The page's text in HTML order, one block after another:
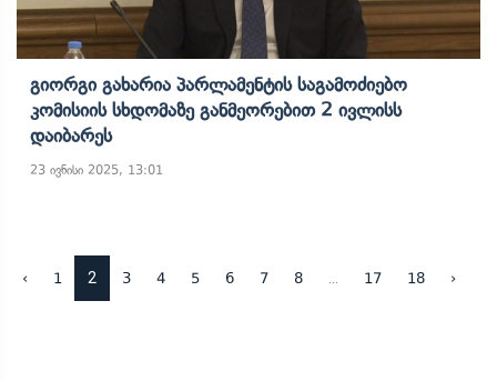
Გიორგი Გახარია Პარლამენტის Საგამოძიებო
Კომისიის Სხდომაზე Განმეორებით 2 Ივლისს
Დაიბარეს
23 ივნისი 2025, 13:01
‹ 1 2 3 4 5 6 7 8 17 18 ›